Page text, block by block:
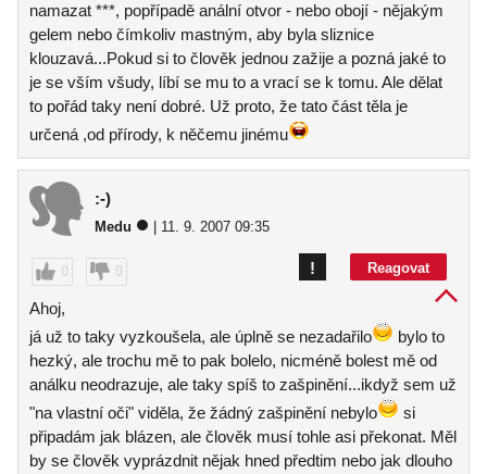
namazat ***, popřípadě anální otvor - nebo obojí - nějakým
gelem nebo čímkoliv mastným, aby byla sliznice
klouzavá...Pokud si to člověk jednou zažije a pozná jaké to
je se vším všudy, líbí se mu to a vrací se k tomu. Ale dělat
to pořád taky není dobré. Už proto, že tato část těla je
určená ,od přírody, k něčemu jinému
:-)
Medu | 11. 9. 2007 09:35
0 0 Reagovat
!
Ahoj,
já už to taky vyzkoušela, ale úplně se nezadařilo
bylo to
hezký, ale trochu mě to pak bolelo, nicméně bolest mě od
análku neodrazuje, ale taky spíš to zašpinění...ikdyž sem už
"na vlastní oči" viděla, že žádný zašpinění nebylo
si
připadám jak blázen, ale člověk musí tohle asi překonat. Měl
by se člověk vyprázdnit nějak hned předtim nebo jak dlouho